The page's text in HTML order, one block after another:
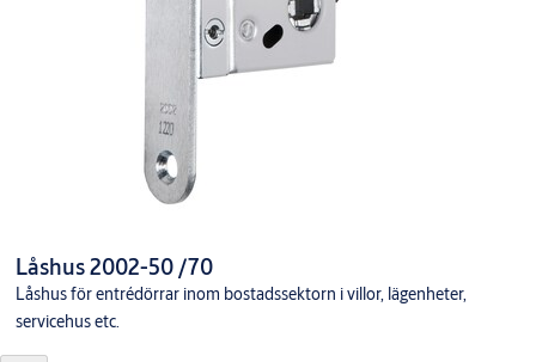
Låshus 2002-50 /70
Låshus för entrédörrar inom bostadssektorn i villor, lägenheter,
servicehus etc.